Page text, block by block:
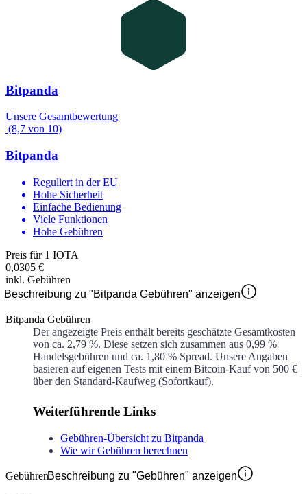
Bitpanda
Unsere Gesamtbewertung
(8,7 von 10)
Bitpanda
Reguliert in der EU
Hohe Sicherheit
Einfache Bedienung
Viele Funktionen
Hohe Gebühren
Preis für 1 IOTA
0,0305 €
inkl. Gebühren
Beschreibung zu "Bitpanda Gebühren" anzeigen
Bitpanda Gebühren
Der angezeigte Preis enthält bereits geschätzte Gesamtkosten
von ca. 2,79 %. Diese setzen sich zusammen aus 0,99 %
Handelsgebühren und ca. 1,80 % Spread. Unsere Angaben
basieren auf eigenen Tests mit einem Bitcoin-Kauf von 500 €
über den Standard-Kaufweg (Sofortkauf).
Weiterführende Links
Gebühren-Übersicht zu Bitpanda
Wie wir Gebühren berechnen
GebührenBeschreibung zu "Gebühren" anzeigen